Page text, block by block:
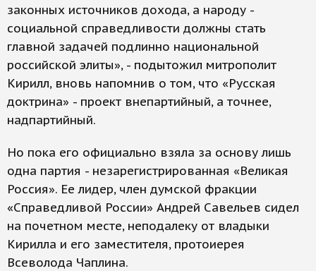
законных источников дохода, а народу -
социальной справедливости должны стать
главной задачей подлинно национальной
российской элиты», - подытожил митрополит
Кирилл, вновь напомнив о том, что «Русская
доктрина» - проект внепартийный, а точнее,
надпартийный.
Но пока его официально взяла за основу лишь
одна партия - незарегистрированная «Великая
Россия». Ее лидер, член думской фракции
«Справедливой России» Андрей Савельев сидел
на почетном месте, неподалеку от владыки
Кирилла и его заместителя, протоиерея
Всеволода Чаплина.